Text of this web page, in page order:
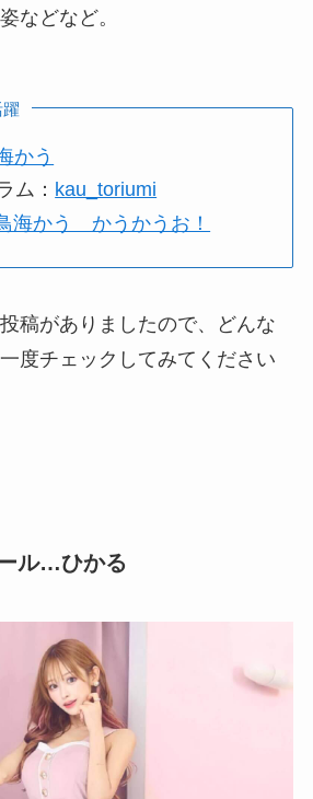
などなど。
かう
ム： kau_toriumi
海かう かうかうお！
稿がありましたので、どんな
度チェックしてみてください
ル…ひかる